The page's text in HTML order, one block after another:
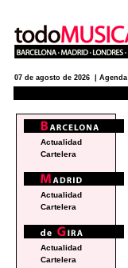
07 de agosto de 2026 | Agenda
Actualidad
Cartelera
Actualidad
Cartelera
Actualidad
Cartelera